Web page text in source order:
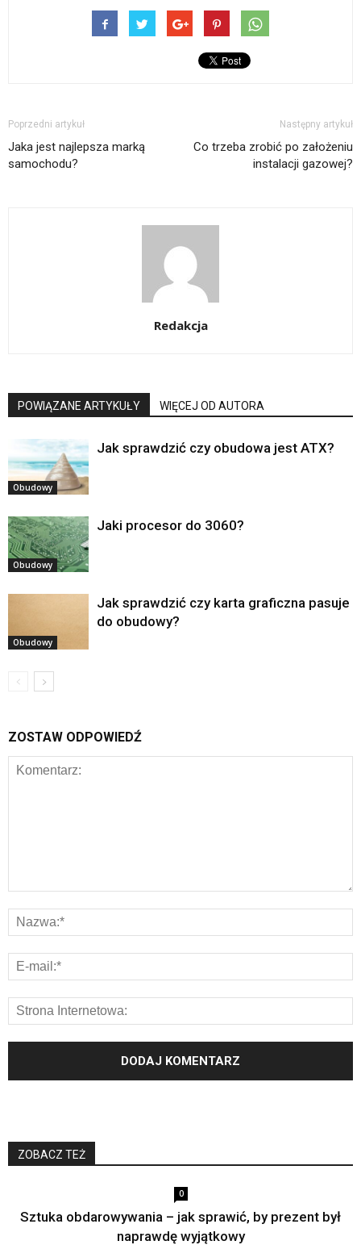
Poprzedni artykuł
Jaka jest najlepsza marką
samochodu?
Następny artykuł
Co trzeba zrobić po założeniu
instalacji gazowej?
Redakcja
POWIĄZANE ARTYKUŁY WIĘCEJ OD AUTORA
Obudowy
Jak sprawdzić czy obudowa jest ATX?
Obudowy
Jaki procesor do 3060?
Obudowy
Jak sprawdzić czy karta graficzna pasuje
do obudowy?
ZOSTAW ODPOWIEDŹ
ZOBACZ TEŻ
0
Sztuka obdarowywania – jak sprawić, by prezent był
naprawdę wyjątkowy